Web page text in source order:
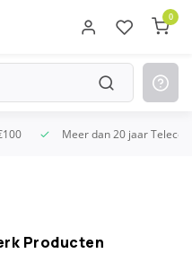
0
Meer dan 20 jaar
Producten